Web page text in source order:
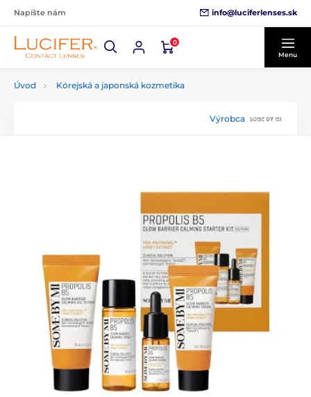
Napíšte nám info@luciferlenses.sk
0
Menu
Úvod Kórejská a japonská kozmetika
Výrobca